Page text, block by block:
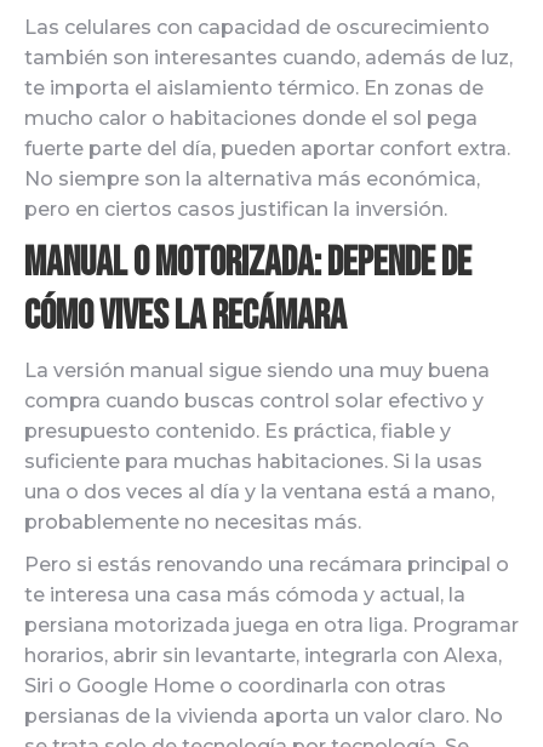
Las celulares con capacidad de oscurecimiento
también son interesantes cuando, además de luz,
te importa el aislamiento térmico. En zonas de
mucho calor o habitaciones donde el sol pega
fuerte parte del día, pueden aportar confort extra.
No siempre son la alternativa más económica,
pero en ciertos casos justifican la inversión.
Manual o motorizada: depende de
cómo vives la recámara
La versión manual sigue siendo una muy buena
compra cuando buscas control solar efectivo y
presupuesto contenido. Es práctica, fiable y
suficiente para muchas habitaciones. Si la usas
una o dos veces al día y la ventana está a mano,
probablemente no necesitas más.
Pero si estás renovando una recámara principal o
te interesa una casa más cómoda y actual, la
persiana motorizada juega en otra liga. Programar
horarios, abrir sin levantarte, integrarla con Alexa,
Siri o Google Home o coordinarla con otras
persianas de la vivienda aporta un valor claro. No